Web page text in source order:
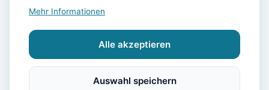
Ausstattung
WLAN
Herdplatte
Mehr Informationen
Alle akzeptieren
Auswahl speichern